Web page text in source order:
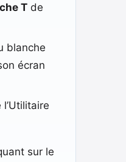
Tde
blanche
écran
sur le